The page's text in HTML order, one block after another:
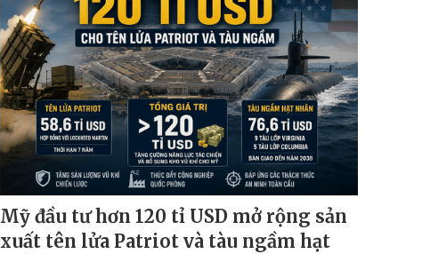
Mỹ đầu tư hơn 120 tỉ USD mở rộng sản
xuất tên lửa Patriot và tàu ngầm hạt